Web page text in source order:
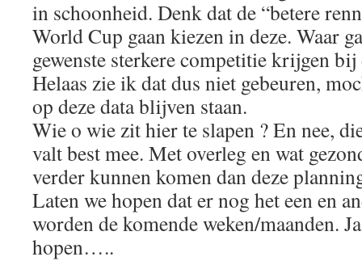
in schoonheid. Denk dat de “betere
World Cup gaan kiezen in deze. Waar
gewenste sterkere competitie krijgen
Helaas zie ik dat dus niet gebeuren,
op deze data blijven staan.
Wie o wie zit hier te slapen ? En nee,
valt best mee. Met overleg en wat
verder kunnen komen dan deze
Laten we hopen dat er nog het een en
worden de komende weken/maanden.
hopen…..